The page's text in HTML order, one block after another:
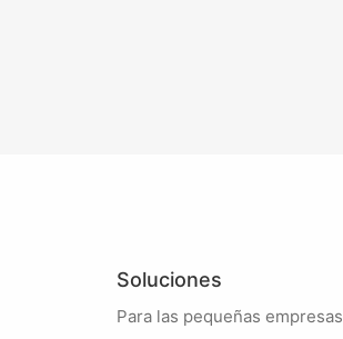
Soluciones
Para las pequeñas empresas